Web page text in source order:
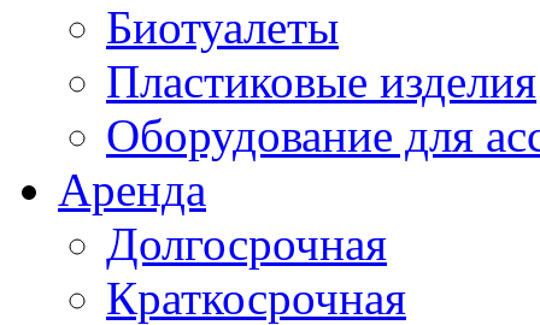
Биотуалеты
Пластиковые изделия
Оборудование для
Аренда
Долгосрочная
Краткосрочная